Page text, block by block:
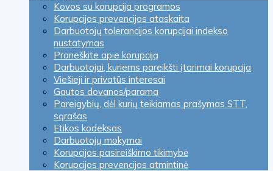
Kovos su korupcija programos
Korupcijos prevencijos ataskaita
Darbuotojų tolerancijos korupcijai indekso
nustatymas
Praneškite apie korupciją
Darbuotojai, kuriems pareikšti įtarimai korupcija
Viešieji ir privatūs interesai
Gautos dovanos/parama
Pareigybių, dėl kurių teikiamas prašymas STT,
sąrašas
Etikos kodeksas
Darbuotojų mokymai
Korupcijos pasireiškimo tikimybė
Korupcijos prevencijos atmintinė